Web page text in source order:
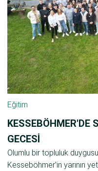
Eğitim
KESSEBÖHMER'DE
GECESI
Olumlu bir topluluk
Kesseböhmer'in yarının